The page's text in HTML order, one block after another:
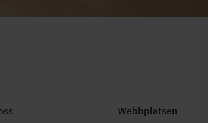
Webbplatsen